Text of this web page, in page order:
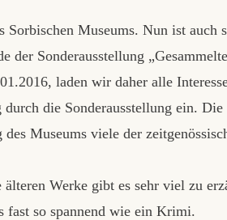
Sorbischen Museums. Nun ist auch
der Sonderausstellung
laden wir daher alle
die Sonderausstellung ein.
Museums viele der
älteren Werke gibt es sehr viel zu
fast so spannend wie ein Krimi.